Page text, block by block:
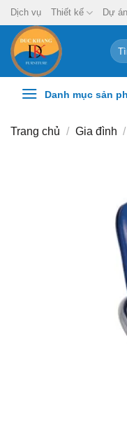
Chuyển
đến
nội
dung
Dịch vụ Thiết kế Dự án
Tìm
kiếm:
Danh mục sản
Trang chủ / Gia đình /